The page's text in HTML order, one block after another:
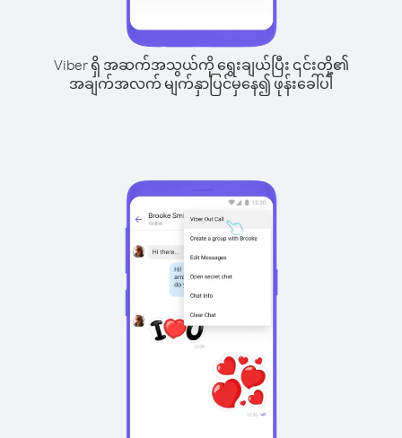
Viber ရှိ အဆက်အသွယ်ကို ရွေးချယ်ပြီး ၎င်းတို့၏
အချက်အလက် မျက်နှာပြင်မှနေ၍ ဖုန်းခေါ်ပါ